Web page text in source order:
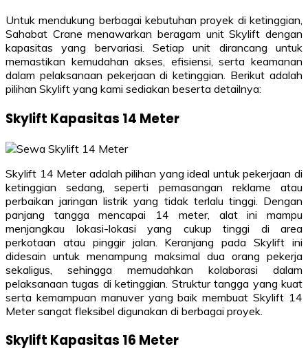
Untuk mendukung berbagai kebutuhan proyek di ketinggian,
Sahabat Crane menawarkan beragam unit Skylift dengan
kapasitas yang bervariasi. Setiap unit dirancang untuk
memastikan kemudahan akses, efisiensi, serta keamanan
dalam pelaksanaan pekerjaan di ketinggian. Berikut adalah
pilihan Skylift yang kami sediakan beserta detailnya:
Skylift Kapasitas 14 Meter
Skylift 14 Meter adalah pilihan yang ideal untuk pekerjaan di
ketinggian sedang, seperti pemasangan reklame atau
perbaikan jaringan listrik yang tidak terlalu tinggi. Dengan
panjang tangga mencapai 14 meter, alat ini mampu
menjangkau lokasi-lokasi yang cukup tinggi di area
perkotaan atau pinggir jalan. Keranjang pada Skylift ini
didesain untuk menampung maksimal dua orang pekerja
sekaligus, sehingga memudahkan kolaborasi dalam
pelaksanaan tugas di ketinggian. Struktur tangga yang kuat
serta kemampuan manuver yang baik membuat Skylift 14
Meter sangat fleksibel digunakan di berbagai proyek.
Skylift Kapasitas 16 Meter